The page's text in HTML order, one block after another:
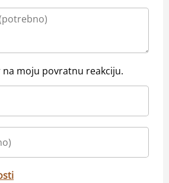
moju povratnu reakciju.